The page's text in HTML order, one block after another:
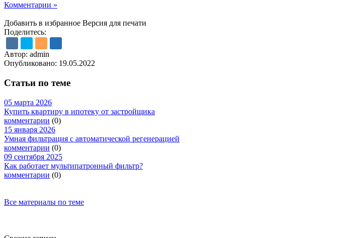
Комментарии »
Добавить в избранное Версия для печати
Поделитесь:
Автор: admin
Опубликовано: 19.05.2022
Статьи по теме
05 марта 2026
Купить квартиру в ипотеку от застройщика
комментарии (0)
15 января 2026
Умная фильтрация с автоматической регенерацией
комментарии (0)
09 сентября 2025
Как работает мультипатронный фильтр?
комментарии (0)
Все материалы по теме